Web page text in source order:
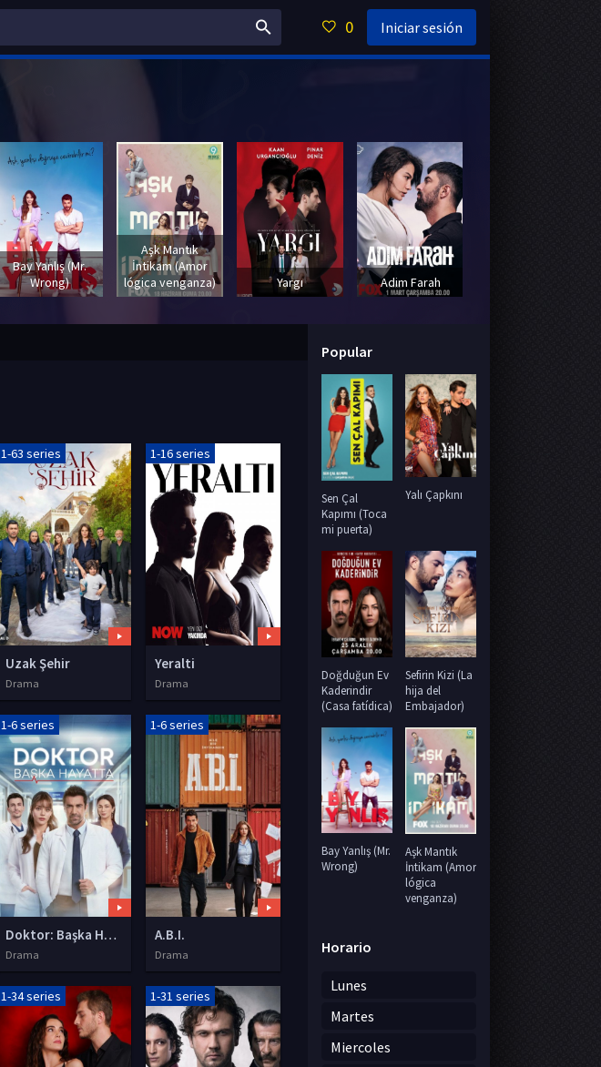
1-63 series
Uzak Şehir
Drama
1-16 series
Yeralti
Drama
1-6 series
Doktor: Başka Hayatta
Drama
1-6 series
A.B.I.
Drama
1-34 series 1-31 series
Popular
Sen Çal
Kapımı (Toca
mi puerta)
Yalı Çapkını
Doğduğun Ev
Kaderindir
(Casa fatídica)
Sefirin Kizi (La
hija del
Embajador)
Bay Yanlış (Mr.
Wrong)
Aşk Mantık
İntikam (Amor
lógica
venganza)
Horario
Lunes
Martes
Miercoles
0 Iniciar sesión
Bay Yanlış (Mr.
Wrong)
Aşk Mantık
İntikam (Amor
lógica venganza)
Yargı Adim Farah